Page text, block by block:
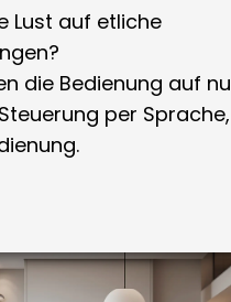
Lust auf etliche
die Bedienung auf
per